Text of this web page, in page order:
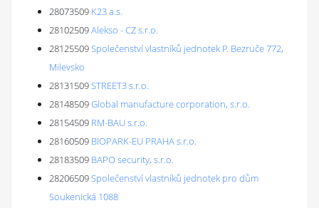
28073509 K23 a.s.
28102509Alekso - CZ s.r.o.
28125509Společenství vlastníků jednotek P. Bezruče 772,
Milevsko
28131509STREET3 s.r.o.
28148509Global manufacture corporation, s.r.o.
28154509 RM-BAU s.r.o.
28160509 BIOPARK-EU PRAHA s.r.o.
28183509 BAPO security, s.r.o.
28206509Společenství vlastníků jednotek pro dům
Soukenická 1088